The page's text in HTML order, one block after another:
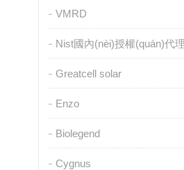
VMRD
Nist國內(nèi)授權(quán)代理
Greatcell solar
Enzo
Biolegend
Cygnus